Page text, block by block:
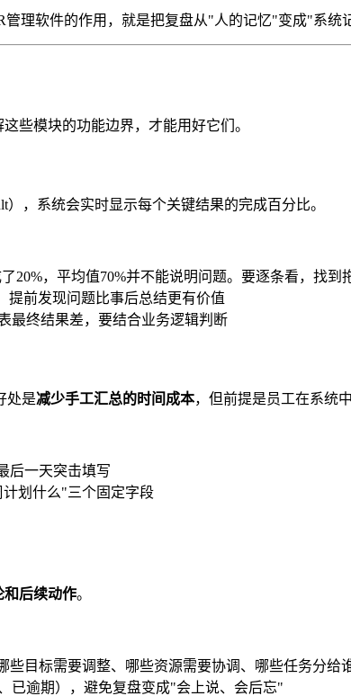
理软件的作用，就是把复盘从"人的记忆"变成"系统
些模块的功能边界，才能用好它们。
，系统会实时显示每个关键结果的完成百分比。
20%，平均值70%并不能说明问题。要逐条看，找到
提前发现问题比事后总结更有价值
最终结果差，要结合业务逻辑判断
处是减少手工汇总的时间成本，但前提是员工在系统
后一天突击填写
划什么"三个固定字段
和后续动作。
目标需要调整、哪些资源需要协调、哪些任务分给
已逾期），避免复盘变成"会上说、会后忘"